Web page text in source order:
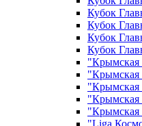
Кубок
Кубок
Кубок
Кубок
"Крымская
"Крымская
"Крымская
"Крымская
"Крымская
"Liga